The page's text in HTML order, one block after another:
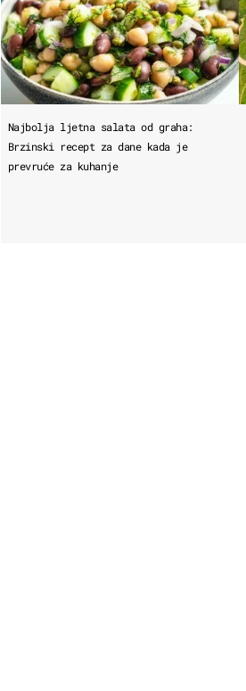
Najbolja ljetna salata od graha:
Brzinski recept za dane kada je
prevruće za kuhanje